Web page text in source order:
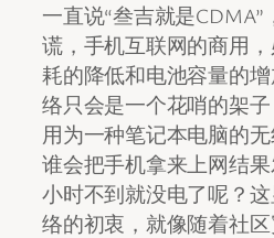
一直说“叁吉就是
谎，手机互联网的商用
耗的降低和电池容量的
络只会是一个花哨的架
用为一种笔记本电脑的
谁会把手机拿来上网结
小时不到就没电了呢？
络的初衷，就像随着社区